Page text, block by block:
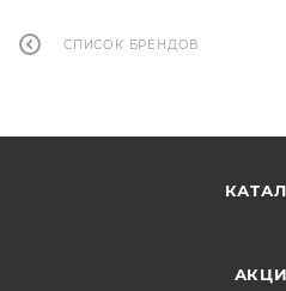
СПИСОК БРЕНДОВ